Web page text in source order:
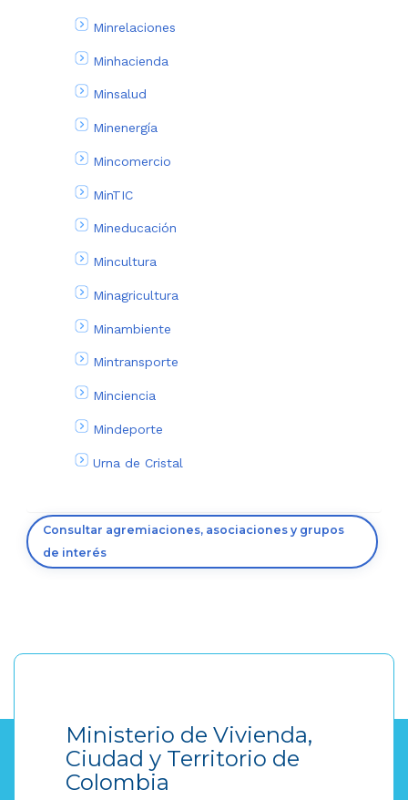
Minrelaciones
Minhacienda
Minsalud
Minenergía
Mincomercio
MinTIC
Mineducación
Mincultura
Minagricultura
Minambiente
Mintransporte
Minciencia
Mindeporte
Urna de Cristal
Consultar agremiaciones, asociaciones y grupos
de interés
Ministerio de Vivienda,
Ciudad y Territorio de
Colombia